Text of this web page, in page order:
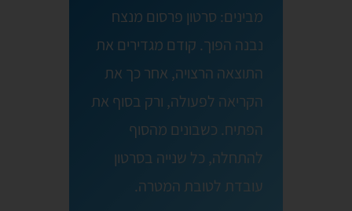
מבינים: סרטון פרסום מנצח
נבנה הפוך. קודם מגדירים את
התוצאה הרצויה, אחר כך את
הקריאה לפעולה, ורק בסוף את
הפתיח. כשבונים מהסוף
להתחלה, כל שנייה בסרטון
עובדת לטובת המטרה.